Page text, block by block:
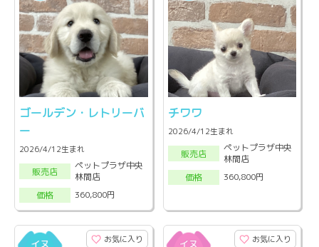
ゴールデン・レトリーバ
ー
2026/4/12生まれ
販売店
ペットプラザ中央
林間店
価格
360,800円
チワワ
2026/4/12生まれ
販売店
ペットプラザ中央
林間店
価格
360,800円
お気に入り お気に入り